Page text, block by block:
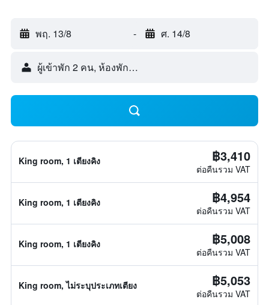
พฤ. 13/8 - ศ. 14/8
ผู้เข้าพัก 2 คน, ห้องพัก 1 ห้อง
King room, 1 เตียงคิง ฿3,410
ต่อคืนรวม VAT
King room, 1 เตียงคิง ฿4,954
ต่อคืนรวม VAT
King room, 1 เตียงคิง ฿5,008
ต่อคืนรวม VAT
King room, ไม่ระบุประเภทเตียง ฿5,053
ต่อคืนรวม VAT